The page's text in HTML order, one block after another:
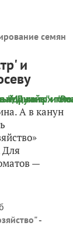
семян
и
А в канун
Для
—
-